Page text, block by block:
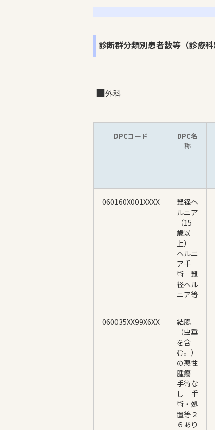
診断群分類別患者数等（診療科
外科
DPCコード
DPC名
称
060160X001XXXX
鼠径ヘ
ルニア
（15
歳以
上）
ヘルニ
ア手
術 鼠
径ヘル
ニア等
060035XX99X6XX
結腸
（虫垂
を含
む。）
の悪性
腫瘍
手術な
し 手
術・処
置等２
６あり